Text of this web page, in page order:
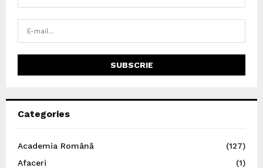
Categories
Academia Română
(127)
Afaceri
(1)